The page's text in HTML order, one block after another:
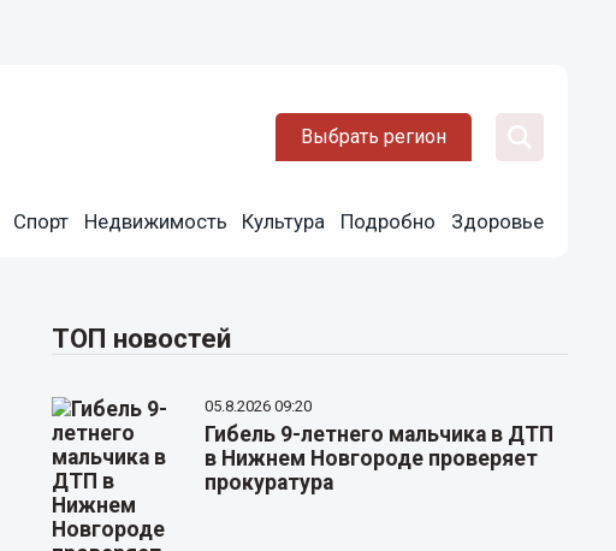
Выбрать регион
Спорт Недвижимость Культура Подробно Здоровье
ТОП новостей
05.8.2026 09:20
Гибель 9-летнего мальчика в ДТП
в Нижнем Новгороде проверяет
прокуратура